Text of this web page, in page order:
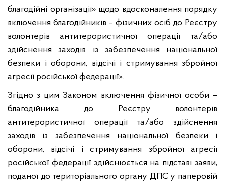
благодійні організації» щодо вдосконалення порядку
включення благодійників – фізичних осіб до Реєстру
волонтерів антитерористичної операції та/або
здійснення заходів із забезпечення національної
безпеки і оборони, відсічі і стримування збройної
агресії російської федерації».
Згідно з цим Законом включення фізичної особи –
благодійника до Реєстру волонтерів
антитерористичної операції та/або здійснення
заходів із забезпечення національної безпеки і
оборони, відсічі і стримування збройної агресії
російської федерації здійснюється на підставі заяви,
поданої до територіального органу ДПС у паперовій